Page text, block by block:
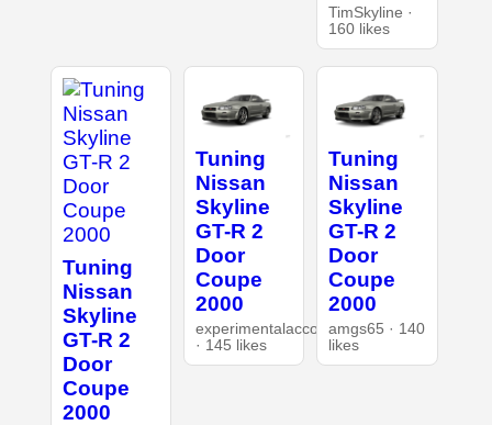
TimSkyline ·
160 likes
Tuning
Nissan
Skyline
GT-R 2
Door
Coupe
2000
Tuning
Nissan
Skyline
GT-R 2
Door
Coupe
2000
experimentalaccount
· 145 likes
Tuning
Nissan
Skyline
GT-R 2
Door
Coupe
2000
amgs65 · 140
likes